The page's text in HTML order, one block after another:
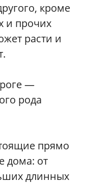
кроме
и прочих
расти и
—
рода
прямо
дома: от
длинных